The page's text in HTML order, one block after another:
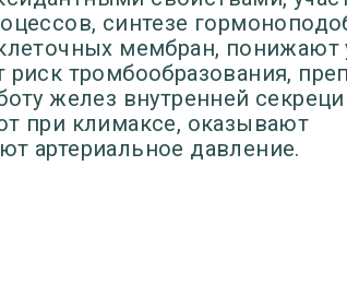
синтезе
мембран, понижают
тромбообразования,
желез внутренней
при климаксе, оказывают
артериальное давление.